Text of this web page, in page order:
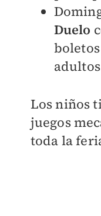
Duelo
Los niños
juegos
toda la